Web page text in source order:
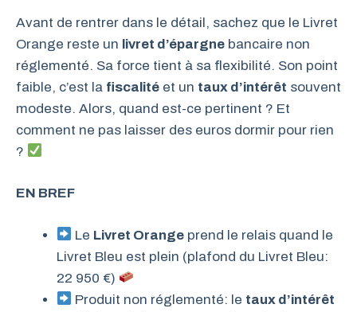
Avant de rentrer dans le détail, sachez que le Livret
Orange reste un livret d’épargne bancaire non
réglementé. Sa force tient à sa flexibilité. Son point
faible, c’est la fiscalité et un taux d’intérêt souvent
modeste. Alors, quand est-ce pertinent ? Et
comment ne pas laisser des euros dormir pour rien
?
EN BREF
Le Livret Orange prend le relais quand le
Livret Bleu est plein (plafond du Livret Bleu:
22 950 €)
Produit non réglementé: le taux d’intérêt